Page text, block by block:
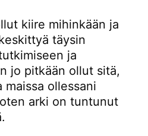
kiire mihinkään ja
täysin
ja
jo pitkään ollut sitä,
maissa ollessani
arki on tuntunut